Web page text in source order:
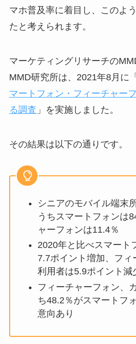
マホ普及率に着目し、このよ
たと考えられます。
マーケティングリサーチの
MMD研究所は、2021年8月に「
マートフォン・フィーチャー
る調査 」を実施しました。
その結果は以下の通りです。
シニアのモバイル端末
うちスマートフォンは
ャーフォンは11.4％
2020年と比べスマート
7.7ポイント増加、フィ
利用者は5.9ポイント減
フィーチャーフォン、
ち48.2％がスマートフ
意向あり